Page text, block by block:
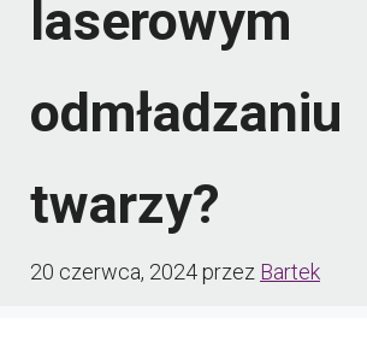
laserowym
odmładzaniu
twarzy?
20 czerwca, 2024przez Bartek